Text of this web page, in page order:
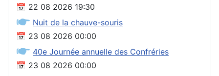
📅 22 08 2026 19:30
🖝 Nuit de la chauve-souris
📅 23 08 2026 00:00
🖝 40e Journée annuelle des Confréries
📅 23 08 2026 00:00